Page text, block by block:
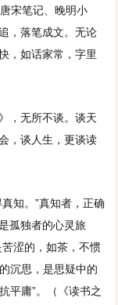
宋笔记、晚明小
，落笔成文。无论
，如话家常，字里
，无所不谈。谈天
，谈人生，更谈读
知。”真知者，正确
孤独者的心灵旅
涩的，如茶，不惯
沉思，是思疑中的
平庸”。（《读书之